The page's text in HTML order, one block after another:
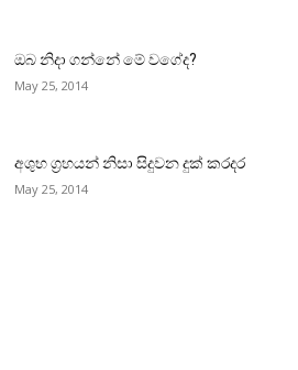
ඔබ නිදා ගන්නේ මේ වගේද?
May 25, 2014
අශුභ ග්‍රහයන් නිසා සිදුවන දුක්‌ කරදර
May 25, 2014